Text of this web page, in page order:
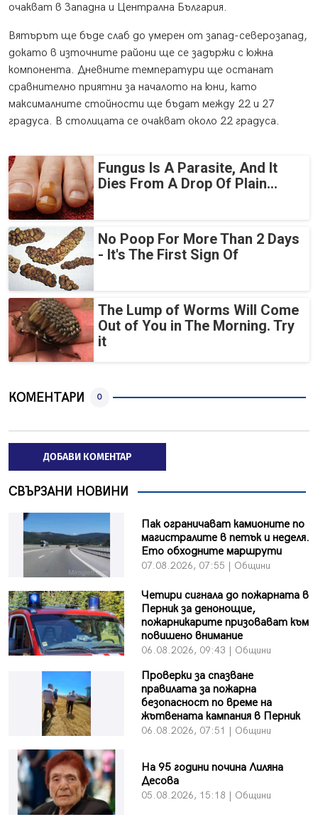
очакват в Западна и Централна България.
Вятърът ще бъде слаб до умерен от запад-северозапад,
докато в източните райони ще се задържи с южна
компонента. Дневните температури ще останат
сравнително приятни за началото на юни, като
максималните стойности ще бъдат между 22 и 27
градуса. В столицата се очакват около 22 градуса.
Fungus Is A Parasite, And It
Dies From A Drop Of Plain...
No Poop For More Than 2 Days
- It's The First Sign Of
The Lump of Worms Will Come
Out of You in The Morning. Try
it
КОМЕНТАРИ 0
ДОБАВИ КОМЕНТАР
СВЪРЗАНИ НОВИНИ
Пак ограничават камионите по
магистралите в петък и неделя.
Ето обходните маршрути
07.08.2026, 07:55 | Общини
Четири сигнала до пожарната в
Перник за денонощие,
пожарникарите призовават към
повишено внимание
06.08.2026, 09:43 | Общини
Проверки за спазване
правилата за пожарна
безопасност по време на
жътвената кампания в Перник
06.08.2026, 07:51 | Общини
На 95 години почина Лиляна
Десова
05.08.2026, 15:18 | Общини